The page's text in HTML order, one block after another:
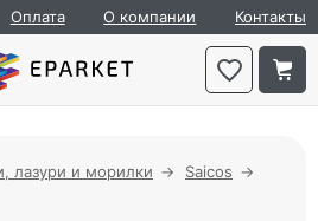
Оплата О компании Контакты
лазури и морилки
Saicos